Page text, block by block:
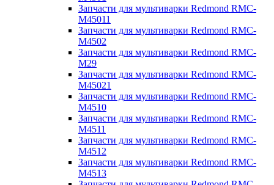
Запчасти для мультиварки Redmond RMC-
M45011
Запчасти для мультиварки Redmond RMC-
M4502
Запчасти для мультиварки Redmond RMC-
M29
Запчасти для мультиварки Redmond RMC-
M45021
Запчасти для мультиварки Redmond RMC-
M4510
Запчасти для мультиварки Redmond RMC-
M4511
Запчасти для мультиварки Redmond RMC-
M4512
Запчасти для мультиварки Redmond RMC-
M4513